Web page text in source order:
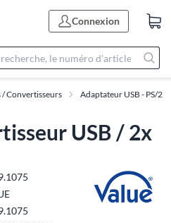
Connexion
Convertisseurs Adaptateur USB - PS/2
USB / 2x